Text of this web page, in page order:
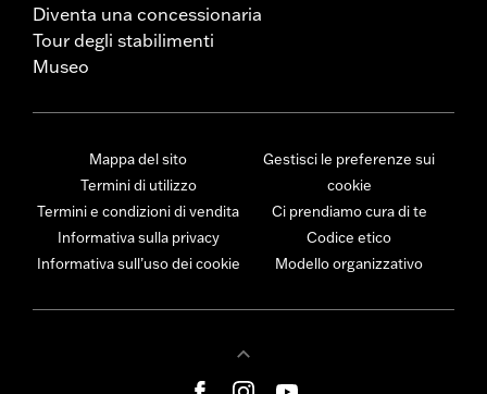
Diventa una concessionaria
Tour degli stabilimenti
Museo
Mappa del sito
Termini di utilizzo
Termini e condizioni di vendita
Informativa sulla privacy
Informativa sull’uso dei cookie
Gestisci le preferenze sui
cookie
Ci prendiamo cura di te
Codice etico
Modello organizzativo